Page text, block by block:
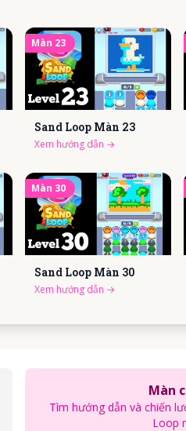
Màn 23
Sand Loop Màn 23
Xem hướng dẫn →
Màn 30
Sand Loop Màn 30
Xem hướng dẫn →
Màn
Tìm hướng dẫn và chiến
Loop